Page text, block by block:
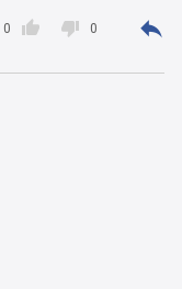

0  0 